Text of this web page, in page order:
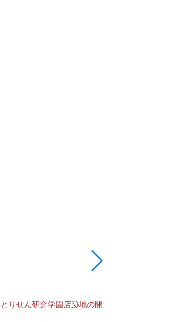
りせん研究学園店跡地の開